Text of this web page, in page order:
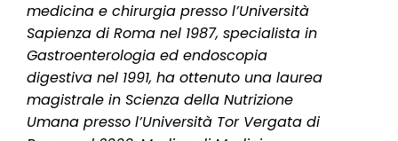
medicina e chirurgia presso l’Università
Sapienza di Roma nel 1987, specialista in
Gastroenterologia ed endoscopia
digestiva nel 1991, ha ottenuto una laurea
magistrale in Scienza della Nutrizione
Umana presso l’Università Tor Vergata di